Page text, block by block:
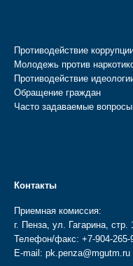
Противодействие
Молодежь против
Противодействие
Обращение граждан
Часто задаваемые вопросы
Контакты
Приемная комиссия:
г. Пенза, ул. Гагарина,
Телефон/факс: +7-904-265-
E-mail: pk.penza@mgutm.ru